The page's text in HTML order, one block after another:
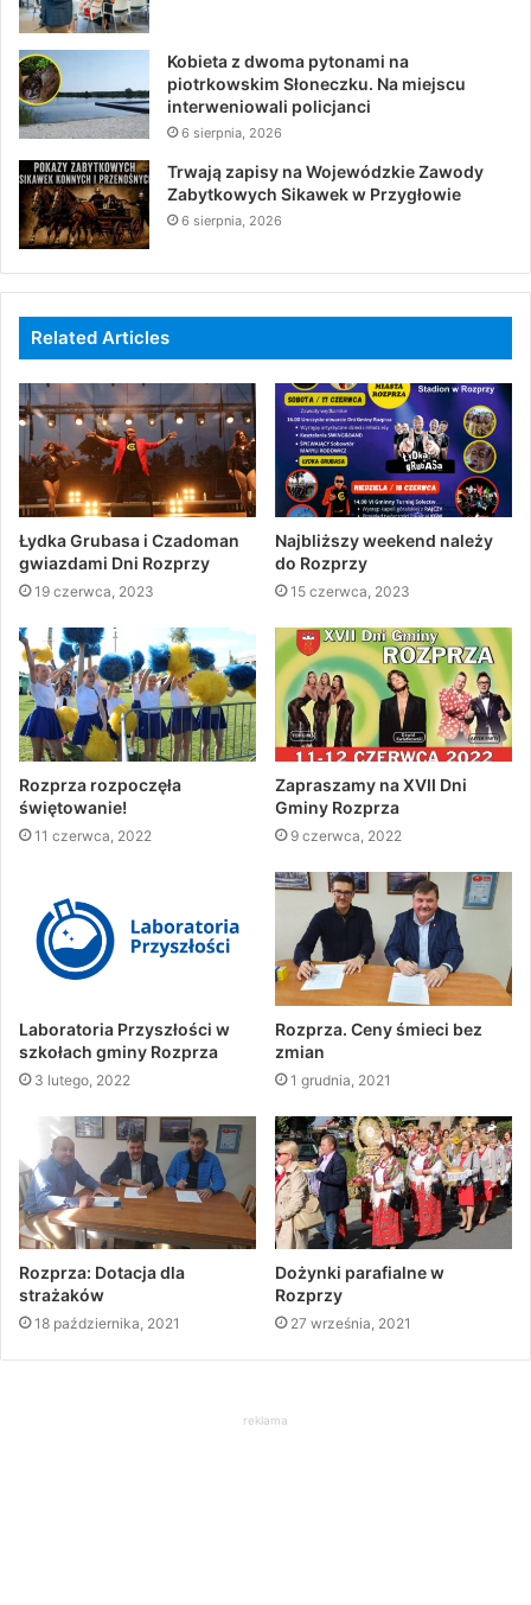
Kobieta z dwoma pytonami na
piotrkowskim Słoneczku. Na miejscu
interweniowali policjanci
6 sierpnia, 2026
Trwają zapisy na Wojewódzkie Zawody
Zabytkowych Sikawek w Przygłowie
6 sierpnia, 2026
Related Articles
Łydka Grubasa i Czadoman
gwiazdami Dni Rozprzy
19 czerwca, 2023
Najbliższy weekend należy
do Rozprzy
15 czerwca, 2023
Rozprza rozpoczęła
świętowanie!
11 czerwca, 2022
Zapraszamy na XVII Dni
Gminy Rozprza
9 czerwca, 2022
Laboratoria Przyszłości w
szkołach gminy Rozprza
3 lutego, 2022
Rozprza. Ceny śmieci bez
zmian
1 grudnia, 2021
Rozprza: Dotacja dla
strażaków
18 października, 2021
Dożynki parafialne w
Rozprzy
27 września, 2021
reklama